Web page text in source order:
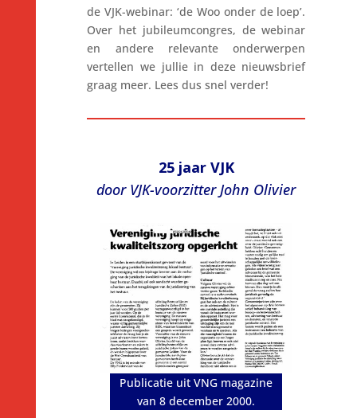
de VJK-webinar: ‘de Woo onder de loep’.
Over het jubileumcongres, de webinar
en andere relevante onderwerpen
vertellen we jullie in deze nieuwsbrief
graag meer. Lees dus snel verder!
25 jaar VJK
door VJK-voorzitter John Olivier
Publicatie uit VNG magazine
van 8 december 2000.